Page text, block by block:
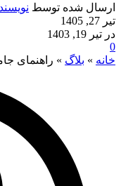
ارسال شده توسط
تیر 27, 1405
در تیر 19, 1403
0
خانه » بلاگ » راهنمای